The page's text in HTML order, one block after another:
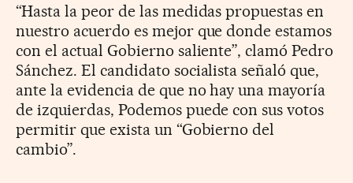
“Hasta la peor de las medidas propuestas en
nuestro acuerdo es mejor que donde estamos
con el actual Gobierno saliente”, clamó Pedro
Sánchez. El candidato socialista señaló que,
ante la evidencia de que no hay una mayoría
de izquierdas, Podemos puede con sus votos
permitir que exista un “Gobierno del
cambio”.